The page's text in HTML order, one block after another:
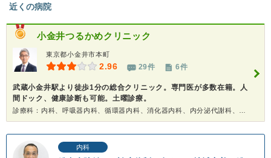
近くの病院
小金井つるかめクリニック
東京都小金井市本町
2.96 29件 6件
武蔵小金井駅より徒歩1分の総合クリニック。専門医が多数在籍。人
間ドック、健康診断も可能。土曜診療。
内科